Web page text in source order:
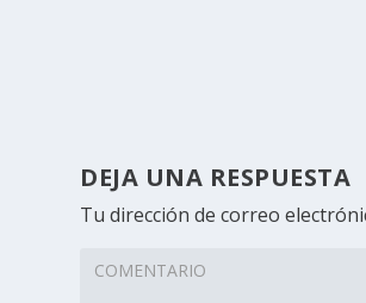
DEJA UNA RESPUESTA
Tu dirección de correo